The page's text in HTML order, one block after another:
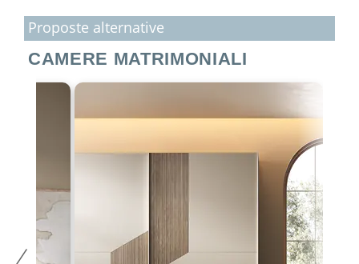
Proposte alternative
CAMERE MATRIMONIALI